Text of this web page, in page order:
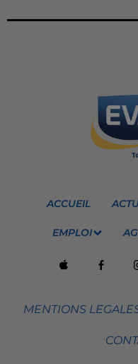
ACCUEIL
EMPLOI
MENTIONS